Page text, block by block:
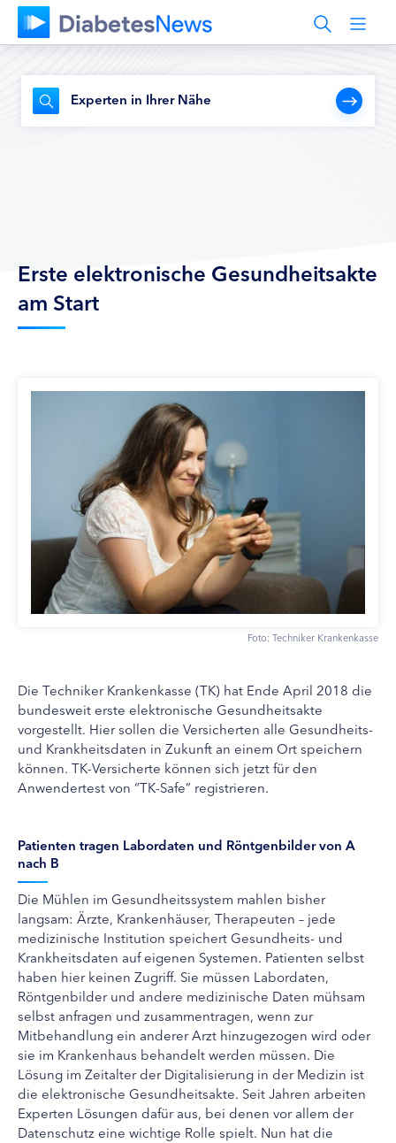
Experten in Ihrer Nähe
Erste elektronische Gesundheitsakte
am Start
Foto: Techniker Krankenkasse
Die Techniker Krankenkasse (TK) hat Ende April 2018 die
bundesweit erste elektronische Gesundheitsakte
vorgestellt. Hier sollen die Versicherten alle Gesundheits-
und Krankheitsdaten in Zukunft an einem Ort speichern
können. TK-Versicherte können sich jetzt für den
Anwendertest von “TK-Safe” registrieren.
Patienten tragen Labordaten und Röntgenbilder von A
nach B
Die Mühlen im Gesundheitssystem mahlen bisher
langsam: Ärzte, Krankenhäuser, Therapeuten – jede
medizinische Institution speichert Gesundheits- und
Krankheitsdaten auf eigenen Systemen. Patienten selbst
haben hier keinen Zugriff. Sie müssen Labordaten,
Röntgenbilder und andere medizinische Daten mühsam
selbst anfragen und zusammentragen, wenn zur
Mitbehandlung ein anderer Arzt hinzugezogen wird oder
sie im Krankenhaus behandelt werden müssen. Die
Lösung im Zeitalter der Digitalisierung in der Medizin ist
die elektronische Gesundheitsakte. Seit Jahren arbeiten
Experten Lösungen dafür aus, bei denen vor allem der
Datenschutz eine wichtige Rolle spielt. Nun hat die